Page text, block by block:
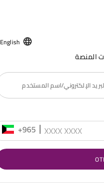
English
المنصة
الإلكتروني/اسم المستخدم
+965